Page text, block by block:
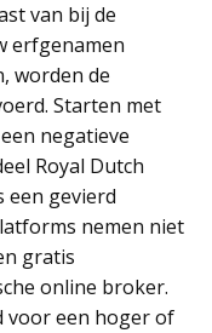
van bij de
erfgenamen
worden de
Starten met
negatieve
Royal Dutch
een gevierd
nemen niet
gratis
online broker.
voor een hoger of